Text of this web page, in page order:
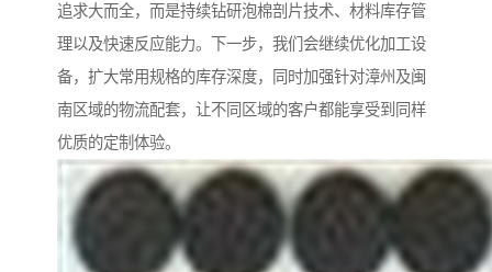
追求大而全，而是持续钻研泡棉剖片技术、材料库存管
理以及快速反应能力。下一步，我们会继续优化加工设
备，扩大常用规格的库存深度，同时加强针对漳州及闽
南区域的物流配套，让不同区域的客户都能享受到同样
优质的定制体验。